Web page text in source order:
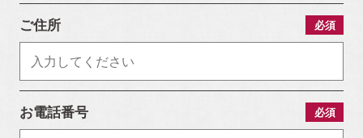
ご住所 必須
お電話番号 必須